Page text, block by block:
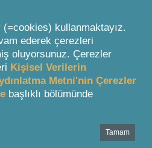
ceza verilmez.
mutlak surette tasarruf
olmak üzere, açıkladığı
fiilden dolayı kimseye ceza
kullanmaktayız.
ederek çerezleri
oluyorsunuz. Çerezler
Kişisel Verilerin
Metni'nin Çerezler
başlıklı bölümünde
Tamam